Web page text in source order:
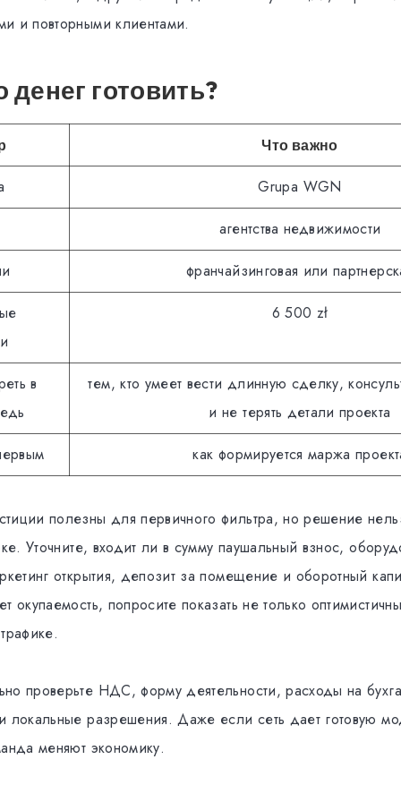
и повторными клиентами.
готовить?
Что важно
Grupa WGN
агентства недвижимости
франчайзинговая или
6 500 zł
в
тем, кто умеет вести длинную сделку,
и не терять детали проекта
как формируется маржа
полезны для первичного фильтра, но решение
Уточните, входит ли в сумму паушальный взнос,
открытия, депозит за помещение и оборотный
окупаемость, попросите показать не только
проверьте НДС, форму деятельности, расходы на
локальные разрешения. Даже если сеть дает готовую
меняют экономику.